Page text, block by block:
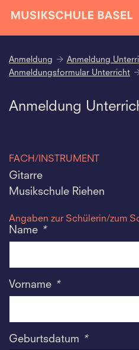
Anmeldung
Anmeldung
Anmeldungsformular Unterricht
Anmeldung
FACH/INSTRUMENT
Gitarre
Musikschule Riehen
Angaben zur Schülerin/zum
Name *
Vorname *
Geburtsdatum *